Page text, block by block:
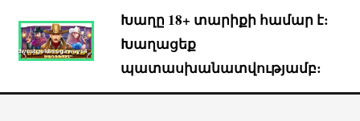
Խաղը 18+ տարիքի համար է:
Խաղացեք
պատասխանատվությամբ: